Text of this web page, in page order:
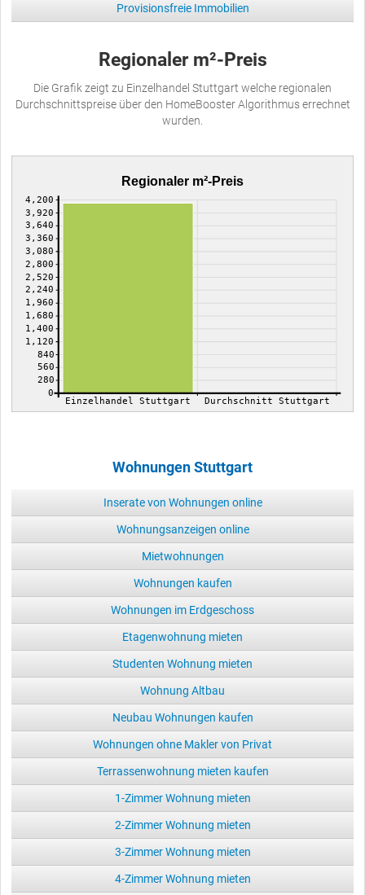
Provisionsfreie Immobilien
Regionaler m²-Preis
Die Grafik zeigt zu Einzelhandel Stuttgart welche regionalen
Durchschnittspreise über den HomeBooster Algorithmus errechnet
wurden.
Regionaler m²-Preis
0
280
560
840
1,120
1,400
1,680
1,960
2,240
2,520
2,800
3,080
3,360
3,640
3,920
4,200
Einzelhandel Stuttgart Durchschnitt Stuttgart
Wohnungen Stuttgart
Inserate von Wohnungen online
Wohnungsanzeigen online
Mietwohnungen
Wohnungen kaufen
Wohnungen im Erdgeschoss
Etagenwohnung mieten
Studenten Wohnung mieten
Wohnung Altbau
Neubau Wohnungen kaufen
Wohnungen ohne Makler von Privat
Terrassenwohnung mieten kaufen
1-Zimmer Wohnung mieten
2-Zimmer Wohnung mieten
3-Zimmer Wohnung mieten
4-Zimmer Wohnung mieten